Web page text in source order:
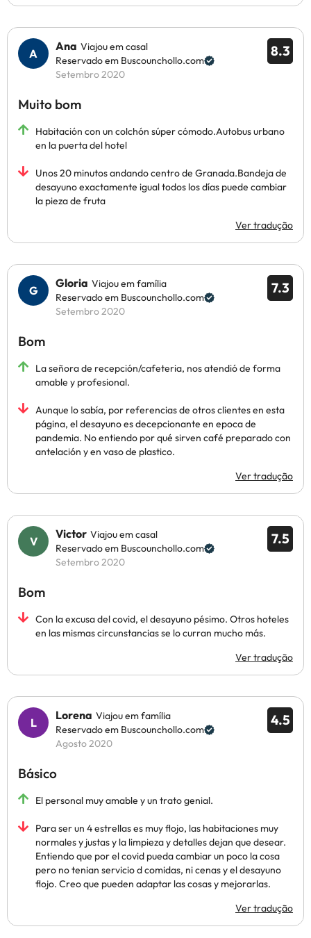
8.3
Ana Viajou em casal
Reservado em Buscounchollo.com
Setembro 2020
Muito bom
Habitación con un colchón súper cómodo.Autobus urbano
en la puerta del hotel
Unos 20 minutos andando centro de Granada.Bandeja de
desayuno exactamente igual todos los días puede cambiar
la pieza de fruta
Ver tradução
7.3
Gloria Viajou em família
Reservado em Buscounchollo.com
Setembro 2020
Bom
La señora de recepción/cafeteria, nos atendió de forma
amable y profesional.
Aunque lo sabía, por referencias de otros clientes en esta
página, el desayuno es decepcionante en epoca de
pandemia. No entiendo por qué sirven café preparado con
antelación y en vaso de plastico.
Ver tradução
7.5
Victor Viajou em casal
Reservado em Buscounchollo.com
Setembro 2020
Bom
Con la excusa del covid, el desayuno pésimo. Otros hoteles
en las mismas circunstancias se lo curran mucho más.
Ver tradução
4.5
Lorena Viajou em família
Reservado em Buscounchollo.com
Agosto 2020
Básico
El personal muy amable y un trato genial.
Para ser un 4 estrellas es muy flojo, las habitaciones muy
normales y justas y la limpieza y detalles dejan que desear.
Entiendo que por el covid pueda cambiar un poco la cosa
pero no tenian servicio d comidas, ni cenas y el desayuno
flojo. Creo que pueden adaptar las cosas y mejorarlas.
Ver tradução